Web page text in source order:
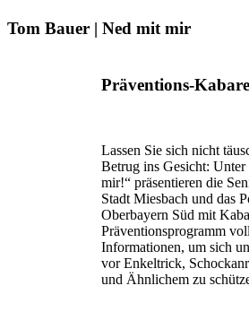
Tom Bauer | Ned mit mir
Präventions-
Lassen Sie sich nicht
Betrug ins Gesicht:
mir!“ präsentieren die
Stadt Miesbach und das
Oberbayern Süd mit
Präventionsprogramm
Infor­mationen, um sich
vor Enkeltrick,
und Ähnlichem zu